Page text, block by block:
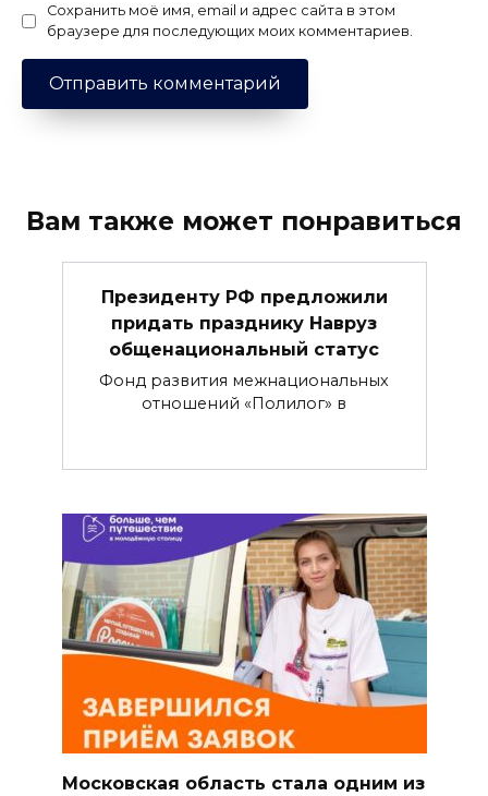
Сохранить моё имя, email и адрес сайта в этом
браузере для последующих моих комментариев.
Вам также может понравиться
Президенту РФ предложили
придать празднику Навруз
общенациональный статус
Фонд развития межнациональных
отношений «Полилог» в
Московская область стала одним из